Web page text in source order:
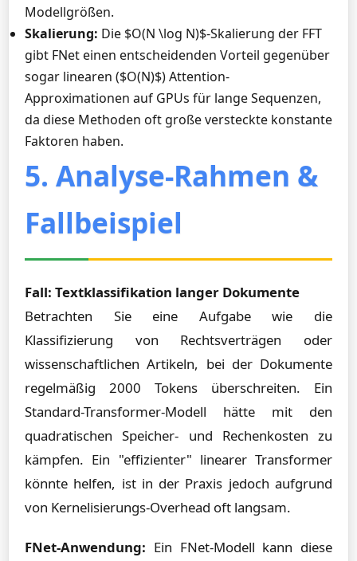
Modellgrößen.
Skalierung: Die $O(N \log N)$-Skalierung der FFT
gibt FNet einen entscheidenden Vorteil gegenüber
sogar linearen ($O(N)$) Attention-
Approximationen auf GPUs für lange Sequenzen,
da diese Methoden oft große versteckte konstante
Faktoren haben.
5. Analyse-Rahmen &
Fallbeispiel
Fall: Textklassifikation langer Dokumente
Betrachten Sie eine Aufgabe wie die
Klassifizierung von Rechtsverträgen oder
wissenschaftlichen Artikeln, bei der Dokumente
regelmäßig 2000 Tokens überschreiten. Ein
Standard-Transformer-Modell hätte mit den
quadratischen Speicher- und Rechenkosten zu
kämpfen. Ein "effizienter" linearer Transformer
könnte helfen, ist in der Praxis jedoch aufgrund
von Kernelisierungs-Overhead oft langsam.
FNet-Anwendung: Ein FNet-Modell kann diese